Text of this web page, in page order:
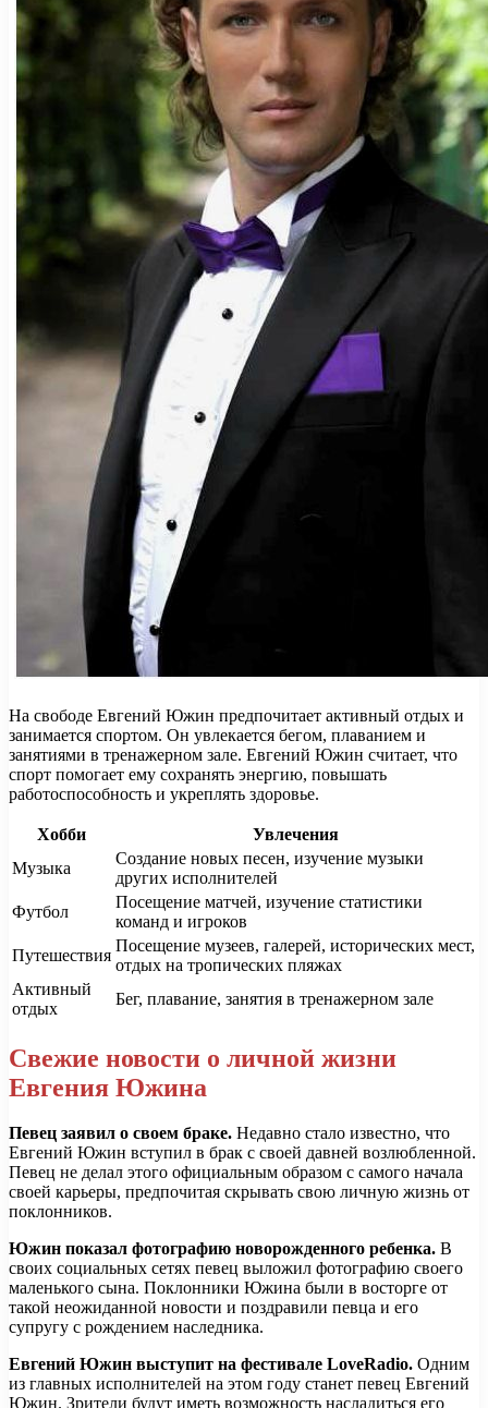
На свободе Евгений Южин предпочитает активный отдых и
занимается спортом. Он увлекается бегом, плаванием и
занятиями в тренажерном зале. Евгений Южин считает, что
спорт помогает ему сохранять энергию, повышать
работоспособность и укреплять здоровье.
Хобби
Увлечения
Музыка
Создание новых песен, изучение музыки
других исполнителей
Футбол
Посещение матчей, изучение статистики
команд и игроков
Путешествия
Посещение музеев, галерей, исторических мест,
отдых на тропических пляжах
Активный
отдых
Бег, плавание, занятия в тренажерном зале
Свежие новости о личной жизни
Евгения Южина
Певец заявил о своем браке. Недавно стало известно, что
Евгений Южин вступил в брак с своей давней возлюбленной.
Певец не делал этого официальным образом с самого начала
своей карьеры, предпочитая скрывать свою личную жизнь от
поклонников.
Южин показал фотографию новорожденного ребенка. В
своих социальных сетях певец выложил фотографию своего
маленького сына. Поклонники Южина были в восторге от
такой неожиданной новости и поздравили певца и его
супругу с рождением наследника.
Евгений Южин выступит на фестивале LoveRadio. Одним
из главных исполнителей на этом году станет певец Евгений
Южин. Зрители будут иметь возможность насладиться его